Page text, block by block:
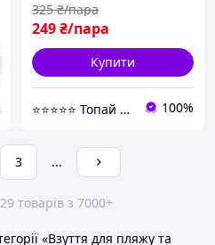
249₴/пара
325 ₴/пара
Купити
⭐️⭐️⭐️⭐️⭐️ Топай Сюди 100%
3 ...
товарів з 7000+
«Взуття для пляжу та